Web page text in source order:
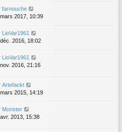
farnouche
2017, 10:39
LioVar1961
2016, 18:02
LioVar1961
2016, 21:16
Artefackt
2015, 14:19
Monster
2013, 15:38